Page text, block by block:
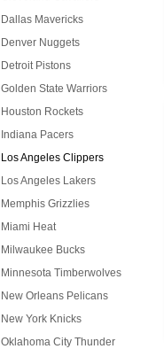
Dallas Mavericks
Denver Nuggets
Detroit Pistons
Golden State Warriors
Houston Rockets
Indiana Pacers
Los Angeles Clippers
Los Angeles Lakers
Memphis Grizzlies
Miami Heat
Milwaukee Bucks
Minnesota Timberwolves
New Orleans Pelicans
New York Knicks
Oklahoma City Thunder